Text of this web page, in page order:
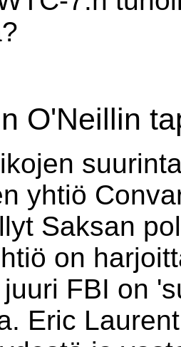
O'Neillin
yhtiö
Saksan
on
FBI on
Eric